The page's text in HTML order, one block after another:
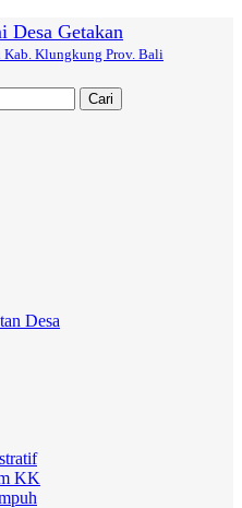
Desa Getakan
Kab. Klungkung Prov. Bali
Cari
Desa
KK